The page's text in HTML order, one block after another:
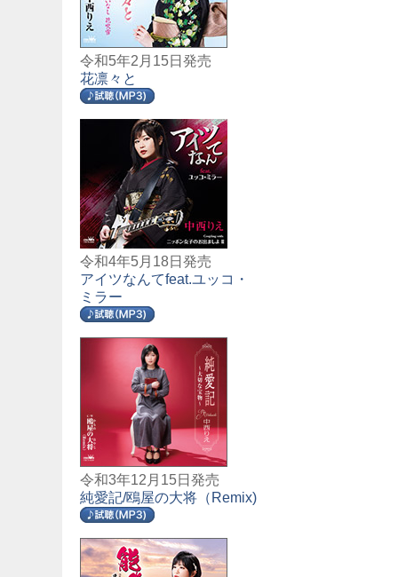
令和5年2月15日発売
花凛々と
令和4年5月18日発売
アイツなんてfeat.ユッコ・
ミラー
令和3年12月15日発売
純愛記/鴎屋の大将（Remix)